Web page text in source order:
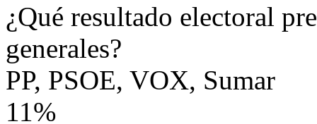
¿Qué resultado electoral
generales?
PP, PSOE, VOX, Sumar
11%